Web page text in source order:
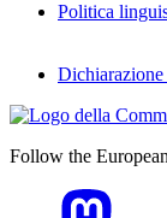
Politica
Dichiarazione
Follow the